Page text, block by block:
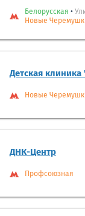
Белорусская •
Новые
Детская
Новые
ДНК-Центр
Профсоюзная